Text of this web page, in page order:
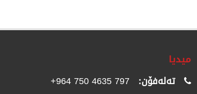
میدیا
تەلەفۆن: